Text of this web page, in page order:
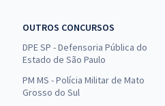
OUTROS CONCURSOS
DPE SP - Defensoria Pública do
Estado de São Paulo
PM MS - Polícia Militar de Mato
Grosso do Sul